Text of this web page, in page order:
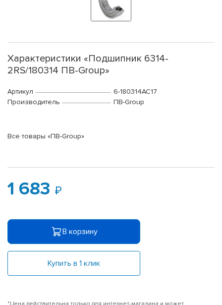
Характеристики «Подшипник 6314-
2RS/180314 ПВ-Group»
Артикул
6-180314АС17
Производитель
ПВ-Group
Все товары «ПВ-Group»
1 683
В корзину
Купить в 1 клик